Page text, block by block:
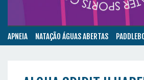
APNEIA NATAÇÃO ÁGUAS ABERTAS